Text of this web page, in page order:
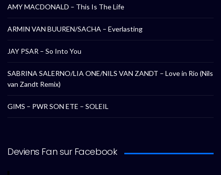
AMY MACDONALD – This Is The Life
ARMIN VAN BUUREN/SACHA – Everlasting
JAY PSAR – So Into You
SABRINA SALERNO/LIA ONE/NILS VAN ZANDT – Love in Rio (Nils
van Zandt Remix)
GIMS – PWR SON ETE – SOLEIL
Deviens Fan sur Facebook